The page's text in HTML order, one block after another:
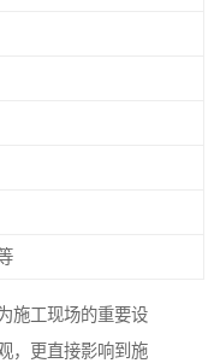
施工现场的重要设
，更直接影响到施